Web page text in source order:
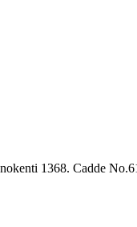
1368. Cadde